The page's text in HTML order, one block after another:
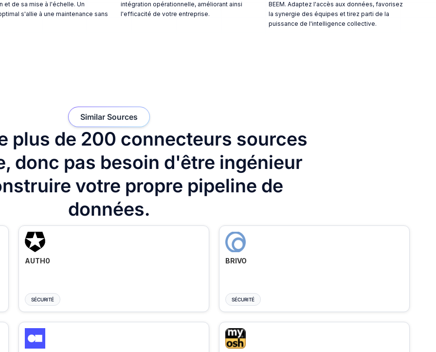
et de sa mise à l'échelle. Un
s'allie à une maintenance sans
intégration opérationnelle, améliorant ainsi
l'efficacité de votre entreprise.
BEEM. Adaptez l'accès aux données, favorisez
la synergie des équipes et tirez parti de la
puissance de l'intelligence collective.
plus de 200 connecteurs sources
donc pas besoin d'être ingénieur
votre propre pipeline de
données.
Similar Sources
AUTH0
SÉCURITÉ
BRIVO
SÉCURITÉ